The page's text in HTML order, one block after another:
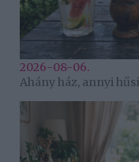
2026-08-06.
Ahány ház, annyi